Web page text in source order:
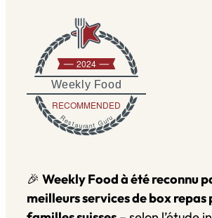
Weekly Food
2024
RECOMMENDED
Restaurant Guru
🎉 Weekly Food à été reconnu
meilleurs services de box repas